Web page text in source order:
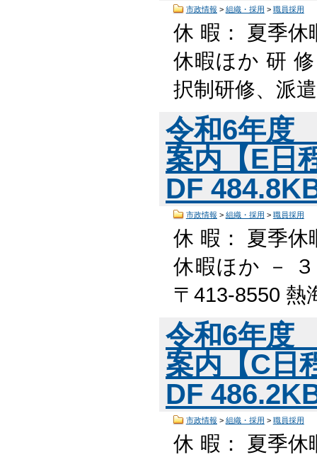
市政情報 > 組織・採用 > 職員採用
休 暇： 夏季休
休暇ほか 研
択制研修、派
令和6年度
案内【E日
DF
市政情報 > 組織・採用 > 職員採用
休 暇： 夏季休
休暇ほか －
〒413-8550
令和6年度
案内【C日
DF
市政情報 > 組織・採用 > 職員採用
休 暇： 夏季休